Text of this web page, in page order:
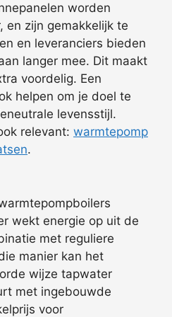
worden
en zijn gemakkelijk te
en leveranciers bieden
langer mee. Dit maakt
voordelig. Een
helpen om je doel te
levensstijl.
relevant: warmtepomp
.
wekt energie op uit de
met reguliere
manier kan het
wijze tapwater
met ingebouwde
voor